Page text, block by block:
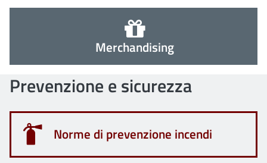
Merchandising
Prevenzione e sicurezza
Norme di prevenzione incendi